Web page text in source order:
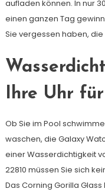
aufladen können. In nur
einen ganzen Tag
Sie vergessen haben,
Ihre Uhr
Ob Sie im Pool
waschen, die Galaxy
einer Wasserdichtigkeit
22810 müssen Sie sich
Das Corning Gorilla